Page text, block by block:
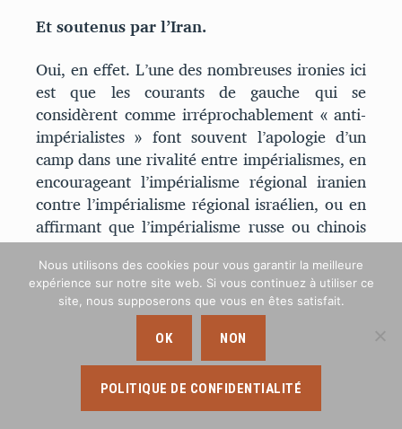
Et soutenus par l’Iran.
Oui, en effet. L’une des nombreuses ironies ici
est que les courants de gauche qui se
considèrent comme irréprochablement « anti-
impérialistes » font souvent l’apologie d’un
camp dans une rivalité entre impérialismes, en
encourageant l’impérialisme régional iranien
contre l’impérialisme régional israélien, ou en
affirmant que l’impérialisme russe ou chinois
représente des remparts progressistes contre la
domination américaine. À ce titre, j’estime que
l’abandon de l’action de la classe ouvrière a
pour conséquence presque inévitable que l’on
finisse par lui substituer ces agences
réactionnaires.
On m’a dit que cet argument était un peu
Nous utilisons des cookies pour vous garantir la meilleure
expérience sur notre site web. Si vous continuez à utiliser ce
site, nous supposerons que vous en êtes satisfait.
OK NON
POLITIQUE DE CONFIDENTIALITÉ